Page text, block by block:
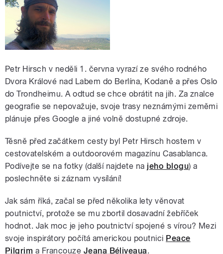
Petr Hirsch v neděli 1. června vyrazí ze svého rodného
Dvora Králové nad Labem do Berlína, Kodaně a přes Oslo
do Trondheimu. A odtud se chce obrátit na jih. Za znalce
geografie se nepovažuje, svoje trasy neznámými zeměmi
plánuje přes Google a jiné volně dostupné zdroje.
Těsně před začátkem cesty byl Petr Hirsch hostem v
cestovatelském a outdoorovém magazínu Casablanca.
Podívejte se na fotky (další najdete na jeho blogu) a
poslechněte si záznam vysílání!
Jak sám říká, začal se před několika lety věnovat
poutnictví, protože se mu zbortil dosavadní žebříček
hodnot. Jak moc je jeho poutnictví spojené s vírou? Mezi
svoje inspirátory počítá americkou poutnici Peace
Pilgrim a Francouze Jeana Béliveaua.